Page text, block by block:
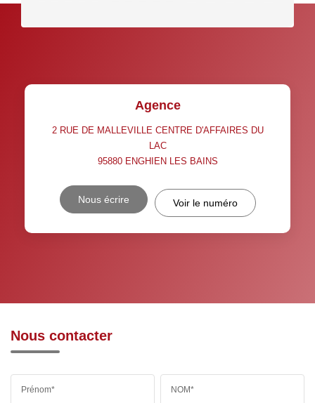
Agence
2 RUE DE MALLEVILLE CENTRE D'AFFAIRES DU
LAC
95880 ENGHIEN LES BAINS
Nous écrire Voir le numéro
Nous contacter
Prénom* NOM*